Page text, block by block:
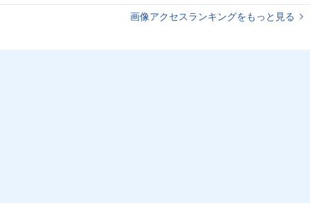
画像アクセスランキングをもっと見る